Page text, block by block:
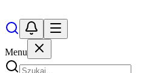
Menu